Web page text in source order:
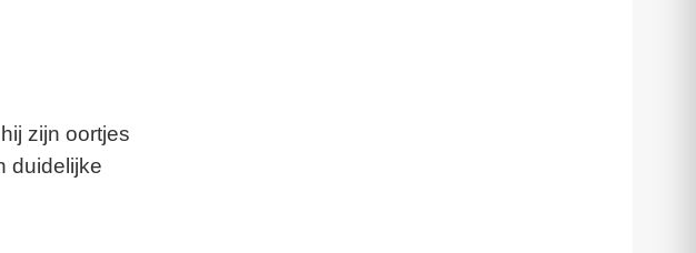
zijn oortjes
duidelijke